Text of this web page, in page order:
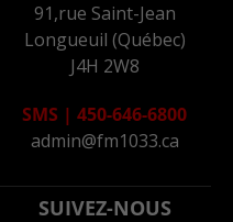
91,rue Saint-Jean
Longueuil (Québec)
J4H 2W8
SMS | 450-646-6800
admin@fm1033.ca
SUIVEZ-NOUS